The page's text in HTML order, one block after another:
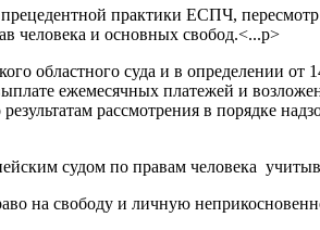
практики ЕСПЧ,
человека и основных свобод.<...p>
областного суда и в определении
ежемесячных платежей и
рассмотрения в порядке
судом по правам человека
на свободу и личную